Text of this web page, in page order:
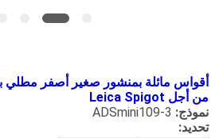
من أجل Leica Spigot
نموذج:
تحديد: